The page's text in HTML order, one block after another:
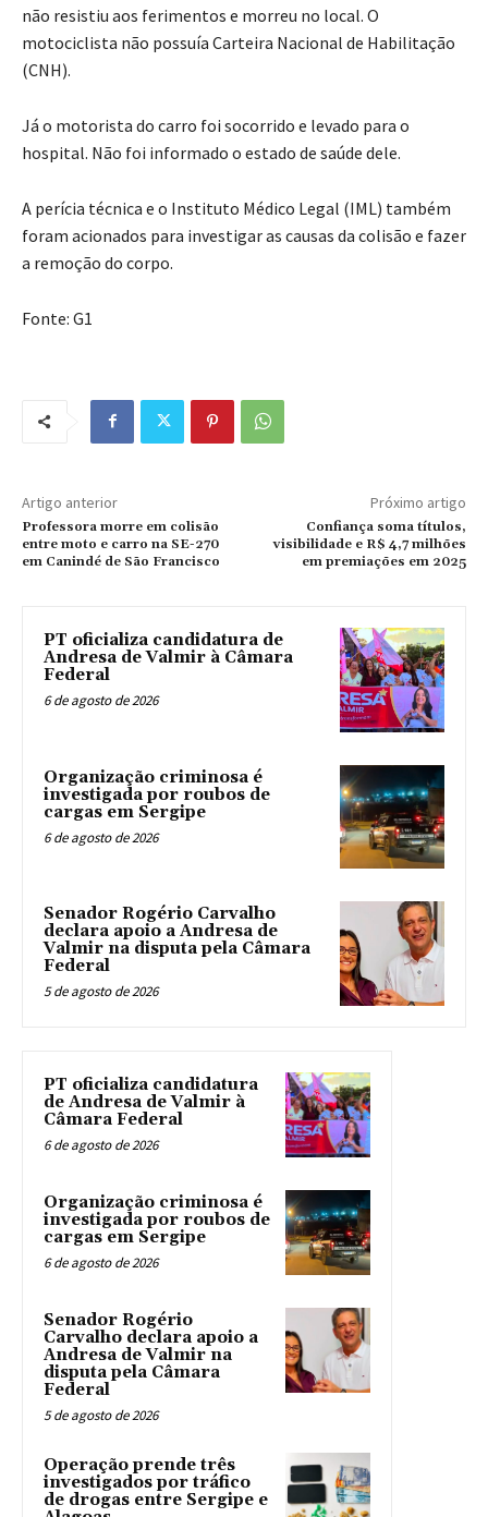
não resistiu aos ferimentos e morreu no local. O
motociclista não possuía Carteira Nacional de Habilitação
(CNH).
Já o motorista do carro foi socorrido e levado para o
hospital. Não foi informado o estado de saúde dele.
A perícia técnica e o Instituto Médico Legal (IML) também
foram acionados para investigar as causas da colisão e fazer
a remoção do corpo.
Fonte: G1
Artigo anterior
Professora morre em colisão
entre moto e carro na SE-270
em Canindé de São Francisco
Próximo artigo
Confiança soma títulos,
visibilidade e R$ 4,7 milhões
em premiações em 2025
PT oficializa candidatura de
Andresa de Valmir à Câmara
Federal
6 de agosto de 2026
Organização criminosa é
investigada por roubos de
cargas em Sergipe
6 de agosto de 2026
Senador Rogério Carvalho
declara apoio a Andresa de
Valmir na disputa pela Câmara
Federal
5 de agosto de 2026
PT oficializa candidatura
de Andresa de Valmir à
Câmara Federal
6 de agosto de 2026
Organização criminosa é
investigada por roubos de
cargas em Sergipe
6 de agosto de 2026
Senador Rogério
Carvalho declara apoio a
Andresa de Valmir na
disputa pela Câmara
Federal
5 de agosto de 2026
Operação prende três
investigados por tráfico
de drogas entre Sergipe e